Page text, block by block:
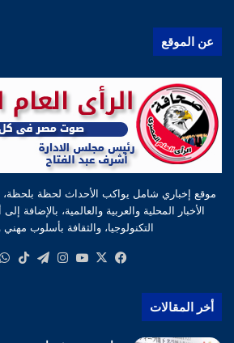
عن الموقع
موقع إخباري شامل يواكب الأحداث لحظة بلحظة،
الأخبار المحلية والعربية والعالمية، بالإضافة
التكنولوجيا، والثقافة بأسلوب
فيسبوك
‫X
‫YouTube
انستقرام
تيلقرام
أخر المقالات